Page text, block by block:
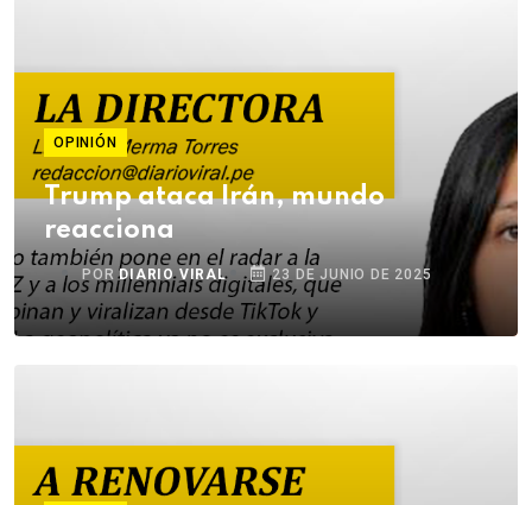
OPINIÓN
Trump ataca Irán, mundo
reacciona
PORDIARIO VIRAL 23 DE JUNIO DE 2025